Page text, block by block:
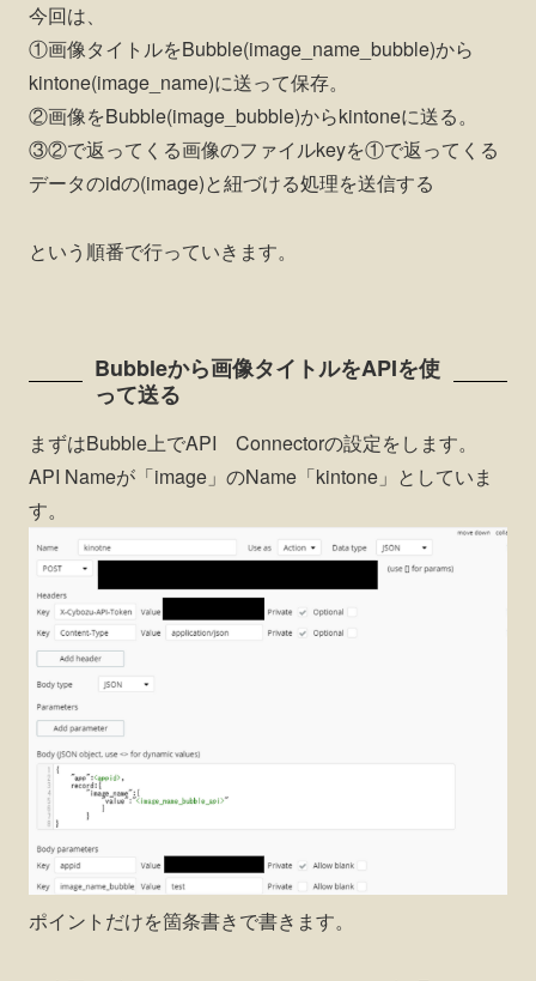
今回は、
①画像タイトルをBubble(image_name_bubble)から
kintone(image_name)に送って保存。
②画像をBubble(image_bubble)からkintoneに送る。
③②で返ってくる画像のファイルkeyを①で返ってくる
データのidの(image)と紐づける処理を送信する
という順番で行っていきます。
Bubbleから画像タイトルをAPIを使
って送る
まずはBubble上でAPI Connectorの設定をします。
API Nameが「image」のName「kintone」としていま
す。
ポイントだけを箇条書きで書きます。